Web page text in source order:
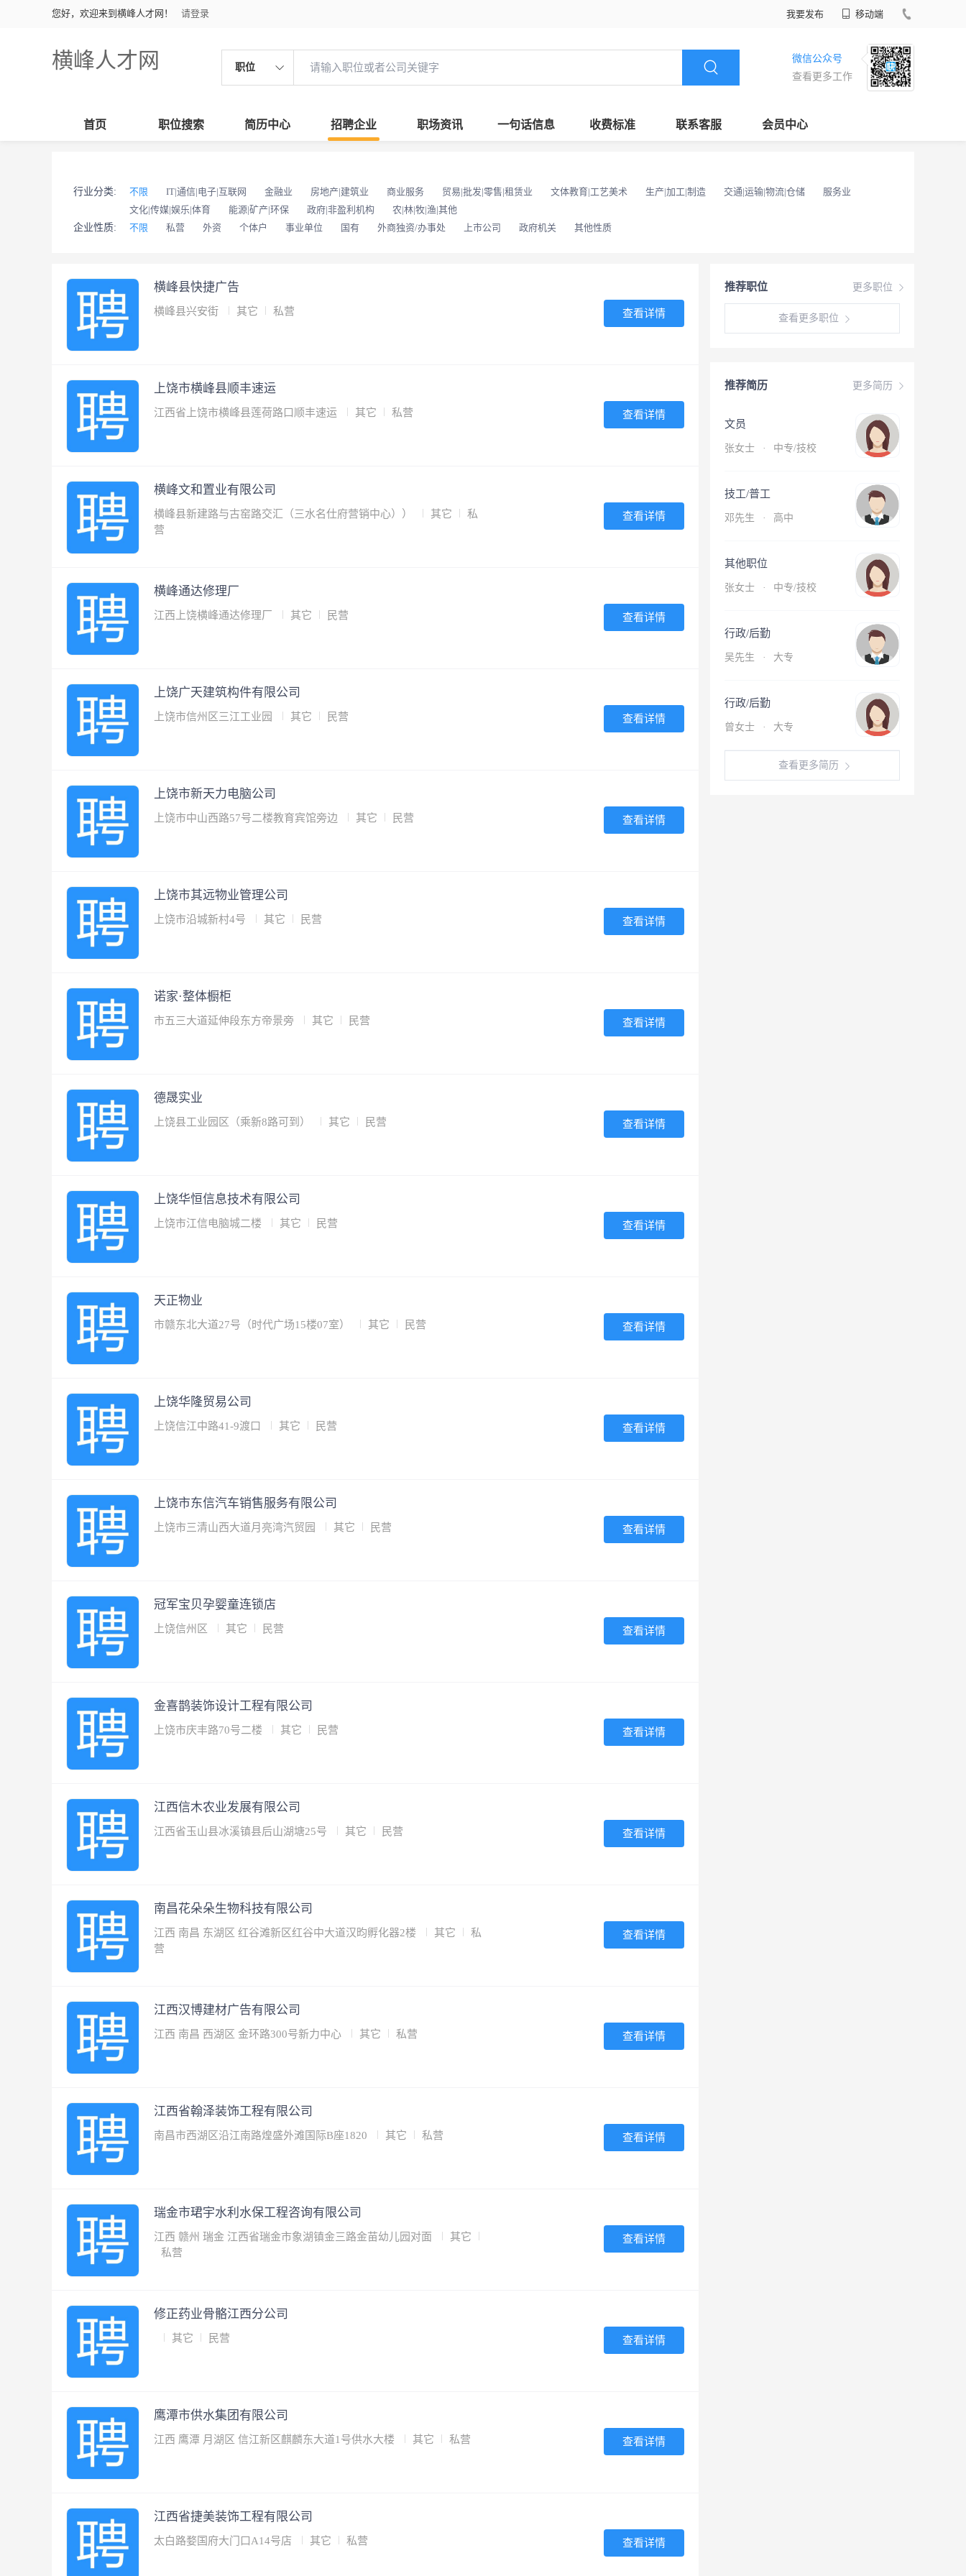
您好，欢迎来到横峰人才网！ 请登录 我要发布 移动端
横峰人才网 职位
微信公众号
查看更多工作
首页 职位搜索 简历中心 招聘企业 职场资讯 一句话信息 收费标准 联系客服 会员中心
行业分类: 不限 IT|通信|电子|互联网 金融业 房地产|建筑业 商业服务 贸易|批发|零售|租赁业 文体教育|工艺美术 生产|加工|制造 交通|运输|物流|仓储
服务业
文化|传媒|娱乐|体育
能源|矿产|环保 政府|非盈利机构
农|林|牧|渔|其他
企业性质:
不限 私营 外资 个体户 事业单位 国有 外商独资/办事处 上市公司 政府机关 其他性质
更多职位
推荐职位
查看更多职位
更多简历
推荐简历
文员
张女士 · 中专/技校
技工/普工
邓先生 · 高中
其他职位
张女士 · 中专/技校
行政/后勤
吴先生 · 大专
行政/后勤
曾女士 · 大专
查看更多简历
横峰县快捷广告
横峰县兴安街 其它 私营 查看详情
上饶市横峰县顺丰速运
江西省上饶市横峰县莲荷路口顺丰速运 其它 私营 查看详情
横峰文和置业有限公司
横峰县新建路与古窑路交汇（三水名仕府营销中心）） 其它
私
营
查看详情
横峰通达修理厂
江西上饶横峰通达修理厂 其它 民营 查看详情
上饶广天建筑构件有限公司
上饶市信州区三江工业园 其它 民营 查看详情
上饶市新天力电脑公司
上饶市中山西路57号二楼教育宾馆旁边 其它 民营 查看详情
上饶市其远物业管理公司
上饶市沿城新村4号 其它 民营 查看详情
诺家·整体橱柜
市五三大道延伸段东方帝景旁 其它 民营 查看详情
德晟实业
上饶县工业园区（乘新8路可到） 其它 民营 查看详情
上饶华恒信息技术有限公司
上饶市江信电脑城二楼 其它 民营 查看详情
天正物业
市赣东北大道27号（时代广场15楼07室） 其它 民营 查看详情
上饶华隆贸易公司
上饶信江中路41-9渡口 其它 民营 查看详情
上饶市东信汽车销售服务有限公司
上饶市三清山西大道月亮湾汽贸园 其它 民营 查看详情
冠军宝贝孕婴童连锁店
上饶信州区 其它 民营 查看详情
金喜鹊装饰设计工程有限公司
上饶市庆丰路70号二楼 其它 民营 查看详情
江西信木农业发展有限公司
江西省玉山县冰溪镇县后山湖塘25号 其它 民营 查看详情
南昌花朵朵生物科技有限公司
江西 南昌 东湖区 红谷滩新区红谷中大道汉昀孵化器2楼 其它
私
营
查看详情
江西汉博建材广告有限公司
江西 南昌 西湖区 金环路300号新力中心 其它 私营 查看详情
江西省翰泽装饰工程有限公司
南昌市西湖区沿江南路煌盛外滩国际B座1820 其它 私营 查看详情
瑞金市珺宇水利水保工程咨询有限公司
江西 赣州 瑞金 江西省瑞金市象湖镇金三路金苗幼儿园对面
其它
私营
查看详情
修正药业骨骼江西分公司
其它 民营 查看详情
鹰潭市供水集团有限公司
江西 鹰潭 月湖区 信江新区麒麟东大道1号供水大楼 其它 私营 查看详情
江西省捷美装饰工程有限公司
太白路婺国府大门口A14号店 其它 私营 查看详情